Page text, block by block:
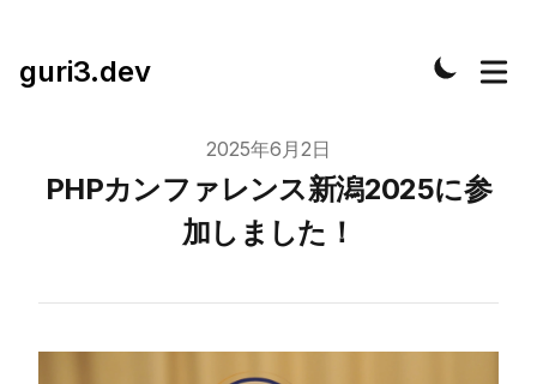
guri3.dev
2025年6月2日
PHPカンファレンス新潟2025に参
加しました！